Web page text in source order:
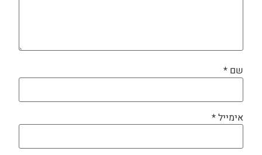
שם *
אימייל*